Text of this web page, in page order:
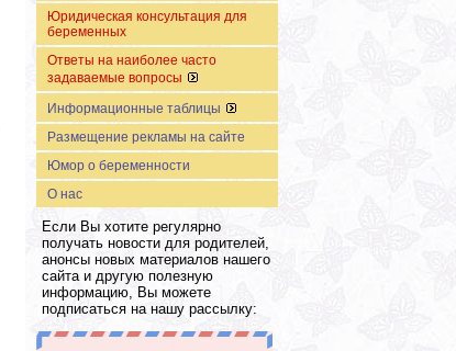
Юридическая консультация для
беременных
Ответы на наиболее часто
задаваемые вопросы
Информационные таблицы
Размещение рекламы на сайте
Юмор о беременности
О нас
Если Вы хотите регулярно
получать новости для родителей,
анонсы новых материалов нашего
сайта и другую полезную
информацию, Вы можете
подписаться на нашу рассылку: